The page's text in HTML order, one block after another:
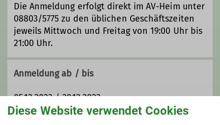
Qualifikationen
Trainer*in C Bergsteigen
Zusatzqualifikation
Die Anmeldung erfolgt direkt im AV-Heim unter
08803/5775 zu den üblichen Geschäftszeiten
jeweils Mittwoch und Freitag von 19:00 Uhr bis
21:00 Uhr.
Anmeldung ab / bis
05.12.2023 / 29.12.2023
Diese Website verwendet Cookies